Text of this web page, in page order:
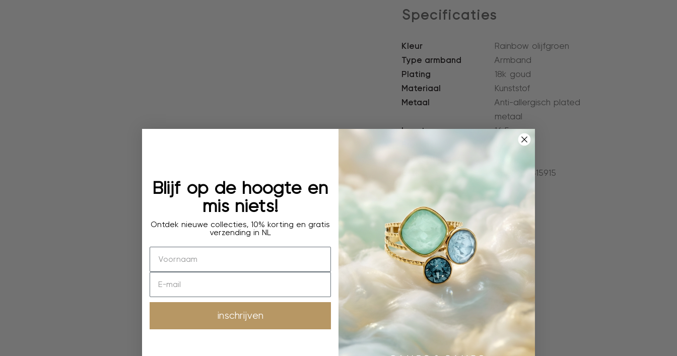
Specificaties
Kleur
Rainbow olijfgroen
Type armband
Armband
Plating
18k goud
Materiaal
Kunststof
Metaal
Anti-allergisch plated
metaal
Lengte
16,5 cm
1,9 cm
Artikelnummer:
8720257415915
Blijf op de hoogte en
mis niets!
Ontdek nieuwe collecties, 10% korting en gratis
verzending in NL
inschrijven